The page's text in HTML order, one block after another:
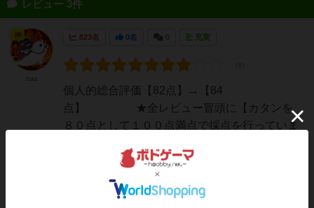
レビュー 3件
823名 0名 充実
個人的総合評価【82点】→【84
点】 ★全レビュー冒頭に【カタンを
８０点として１００点満点で採点を行っていま
せない！【＋】・作りが丁寧でダウンタイム時
に賭けで参加させたりとか重さを感じさせず参
神